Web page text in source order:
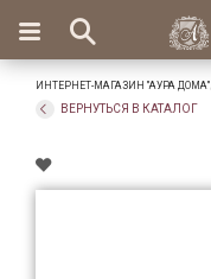
Вход
Избранное
×
Салоны
Доставка
Оплата
Подарки
ИНТЕРНЕТ-МАГАЗИН "АУРА ДОМА"
ВЕРНУТЬСЯ В КАТАЛОГ